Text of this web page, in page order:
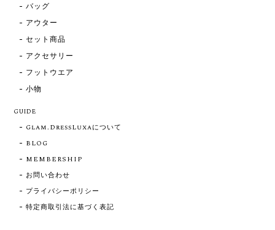
バッグ
アウター
セット商品
アクセサリー
フットウエア
小物
GUIDE
Glam.DressLuxaについて
BLOG
MEMBERSHIP
お問い合わせ
プライバシーポリシー
特定商取引法に基づく表記